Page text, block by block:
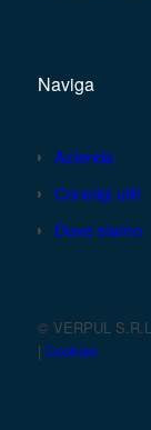
Naviga
Azienda
Consilgi utili
Dove siamo
© VERPUL
| Cookies